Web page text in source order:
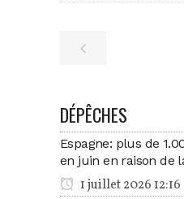
DÉPÊCHES
Espagne: plus de
en juin en raison de
1 juillet 2026 12:16